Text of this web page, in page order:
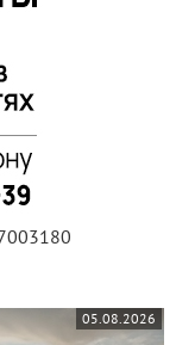
05.08.2026